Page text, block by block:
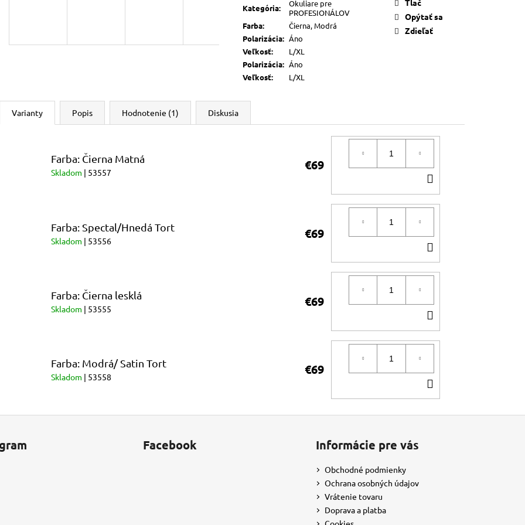
Kategória:
Okuliare pre
PROFESIONÁLOV
Farba:
Čierna, Modrá
Polarizácia: Áno
Veľkosť:
L/XL
Polarizácia: Áno
Veľkosť: L/XL
Opýtať sa
Zdieľať
Varianty Popis Hodnotenie (1) Diskusia
Farba: Čierna Matná
Skladom | 53557 €69
KOŠÍKA
Farba: Spectal/Hnedá Tort
Skladom | 53556 €69
KOŠÍKA
Farba: Čierna lesklá
Skladom | 53555 €69
KOŠÍKA
Farba: Modrá/ Satin Tort
Skladom | 53558 €69
KOŠÍKA
Facebook Informácie pre vás
Obchodné podmienky
Ochrana osobných údajov
Vrátenie tovaru
Doprava a platba